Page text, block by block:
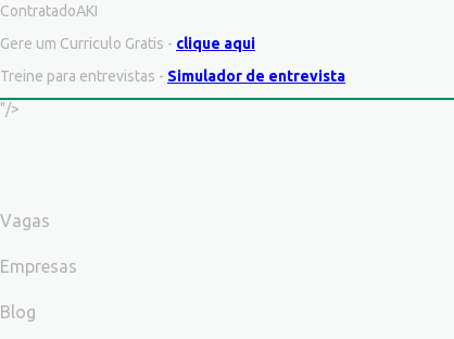
ContratadoAKI
Gere um Curriculo Gratis - clique aqui
Treine para entrevistas - Simulador de entrevista
"/>
Vagas
Empresas
Blog